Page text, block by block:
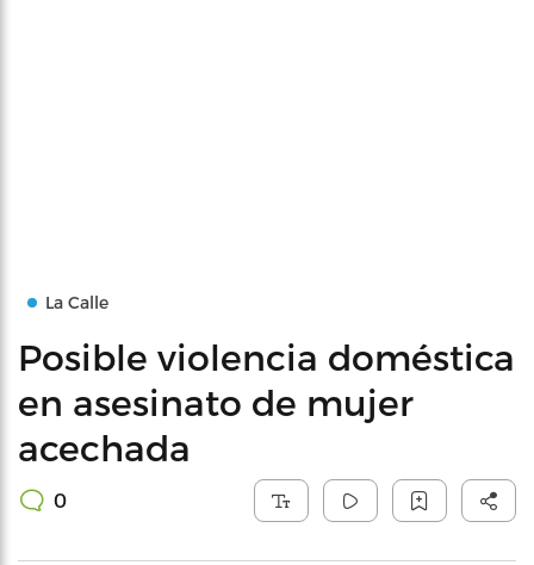
La Calle
Posible violencia doméstica
en asesinato de mujer
acechada
0